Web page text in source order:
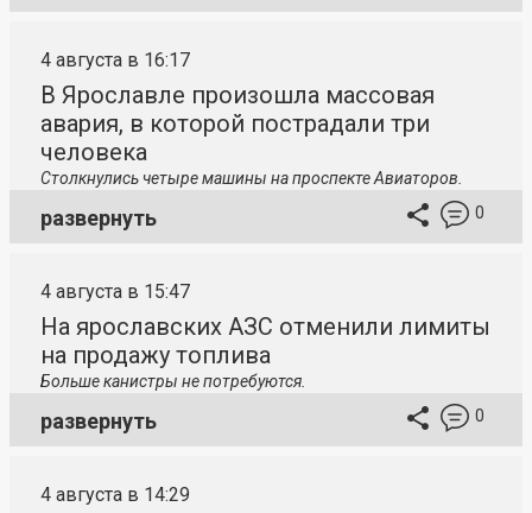
4 августа в 16:17
В Ярославле произошла массовая
авария, в которой пострадали три
человека
Столкнулись четыре машины на проспекте Авиаторов.
развернуть 0
4 августа в 15:47
На ярославских АЗС отменили лимиты
на продажу топлива
Больше канистры не потребуются.
развернуть 0
4 августа в 14:29